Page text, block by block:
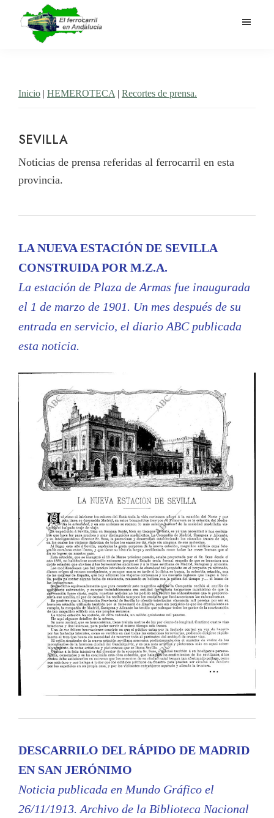
contenido
Andalucía
ferrocarril
Inicio | HEMEROTECA | Recortes de prensa.
SEVILLA
Noticias de prensa referidas al ferrocarril en esta
provincia.
LA NUEVA ESTACIÓN DE SEVILLA
CONSTRUIDA POR M.Z.A.
La estación de Plaza de Armas fue inaugurada
el 1 de marzo de 1901. Un mes después de su
entrada en servicio, el diario ABC publicada
esta noticia.
DESCARRILO DEL RÁPIDO DE MADRID
EN SAN JERÓNIMO
Noticia publicada en Mundo Gráfico el
26/11/1913. Archivo de la Biblioteca Nacional